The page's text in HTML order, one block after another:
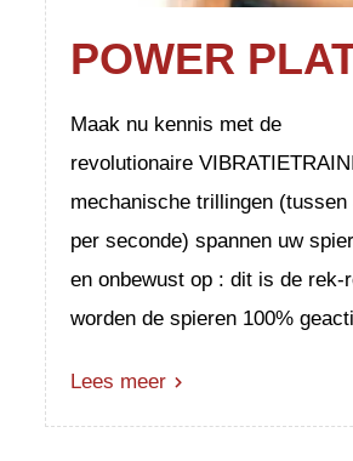
POWER
Maak nu kennis met de
revolutionaire
mechanische trillingen
per seconde) spannen uw
en onbewust op : dit is de rek-
worden de spieren 100%
Lees meer